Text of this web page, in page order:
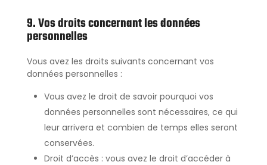
9. Vos droits concernant les données
personnelles
Vous avez les droits suivants concernant vos
données personnelles :
Vous avez le droit de savoir pourquoi vos
données personnelles sont nécessaires, ce qui
leur arrivera et combien de temps elles seront
conservées.
Droit d’accès : vous avez le droit d’accéder à